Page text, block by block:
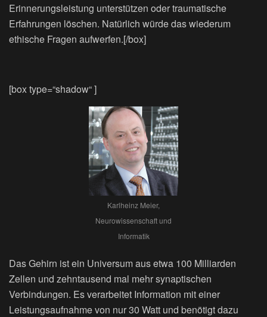
Erinnerungsleistung unterstützen oder traumatische
Erfahrungen löschen. Natürlich würde das wiederum
ethische Fragen aufwerfen.[/box]
[box type=“shadow“ ]
Karlheinz Meier,
Neurowissenschaft und
Informatik
Das Gehirn ist ein Universum aus etwa 100 Milliarden
Zellen und zehntausend mal mehr synaptischen
Verbindungen. Es verarbeitet Information mit einer
Leistungsaufnahme von nur 30 Watt und benötigt dazu